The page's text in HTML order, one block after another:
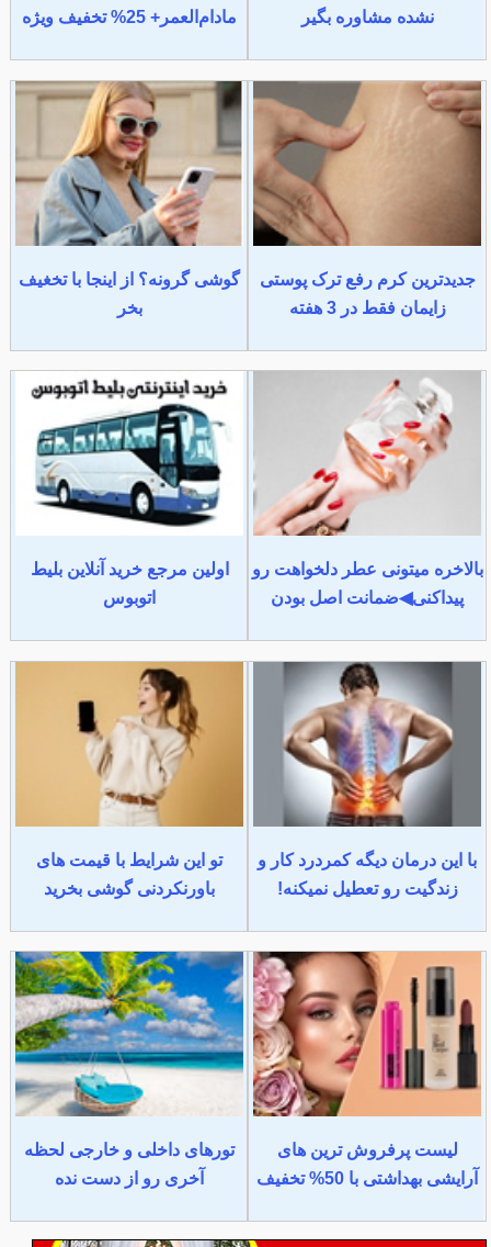
نشده مشاوره بگیر
مادام‌العمر+ 25% تخفیف ویژه
جدیدترین کرم رفع ترک پوستی
زایمان فقط در 3 هفته
گوشی گرونه؟ از اینجا با تخغیف
بخر
بالاخره میتونی عطر دلخواهت رو
پیداکنی◀ضمانت اصل بودن
اولین مرجع خرید آنلاین بلیط
اتوبوس
با این درمان دیگه کمردرد کار و
زندگیت رو تعطیل نمیکنه!
تو این شرایط با قیمت های
باورنکردنی گوشی بخرید
لیست پرفروش ترین های
آرایشی بهداشتی با 50% تخفیف
تورهای داخلی و خارجی لحظه
آخری رو از دست نده